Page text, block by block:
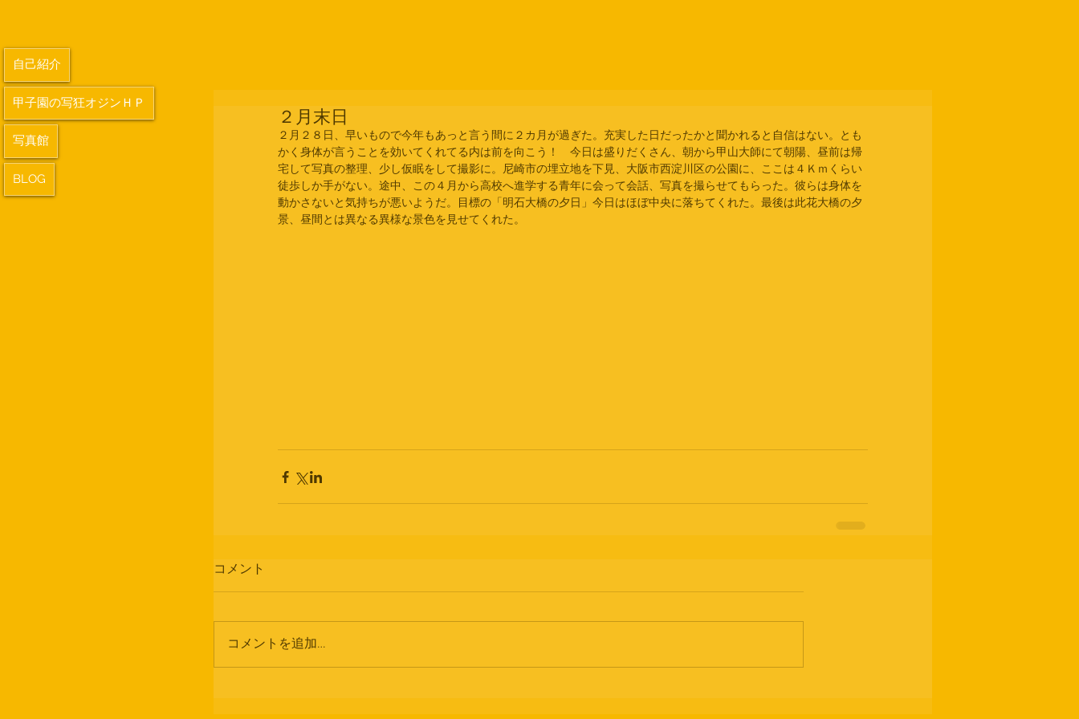
２月末日
２月２８日、早いもので今年もあっと言う間に２カ月が過ぎた。充実した日だったかと聞かれると自信はない。とも
かく身体が言うことを効いてくれてる内は前を向こう！　今日は盛りだくさん、朝から甲山大師にて朝陽、昼前は帰
宅して写真の整理、少し仮眠をして撮影に。尼崎市の埋立地を下見、大阪市西淀川区の公園に、ここは４Ｋｍくらい
徒歩しか手がない。途中、この４月から高校へ進学する青年に会って会話、写真を撮らせてもらった。彼らは身体を
動かさないと気持ちが悪いようだ。目標の「明石大橋の夕日」今日はほぼ中央に落ちてくれた。最後は此花大橋の夕
景、昼間とは異なる異様な景色を見せてくれた。
コメント
コメントを追加…
自己紹介
甲子園の写狂オジンＨＰ
写真館
BLOG